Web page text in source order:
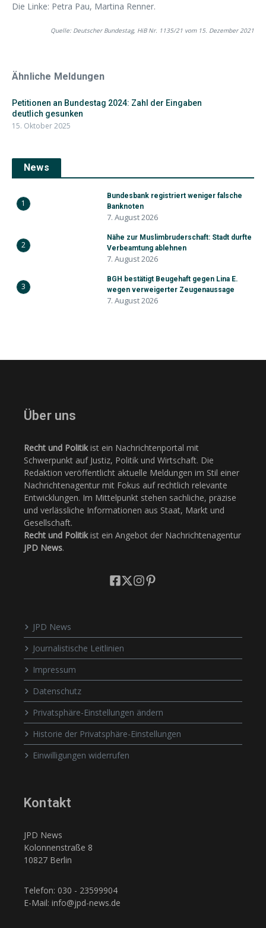
Die Linke: Petra Pau, Martina Renner.
Quelle: Deutscher Bundestag, HiB Nr. 1135/21 vom 15. Dezember 2021
Ähnliche Meldungen
Petitionen an Bundestag 2024: Zahl der Eingaben
deutlich gesunken
15. Oktober 2025
News
1
Bundesbank registriert weniger falsche
Banknoten
7. August 2026
2
Nähe zur Muslimbruderschaft: Stadt durfte
Verbeamtung ablehnen
7. August 2026
3
BGH bestätigt Beugehaft gegen Lina E.
wegen verweigerter Zeugenaussage
7. August 2026
Über uns
Recht und Politikist ein Nachrichtenportal mit
Schwerpunkt auf Justiz, Politik und Wirtschaft. Die
Redaktion veröffentlicht aktuelle Meldungen im Stil einer
Nachrichtenagentur mit Fokus auf rechtlich relevante
Entwicklungen. Im Mittelpunkt stehen sachliche, präzise
und verlässliche Informationen aus Staat, Markt und
Gesellschaft.
Recht und Politikist ein Angebot der Nachrichtenagentur
JPD News.
JPD News
Journalistische Leitlinien
Impressum
Datenschutz
Privatsphäre-Einstellungen ändern
Historie der Privatsphäre-Einstellungen
Einwilligungen widerrufen
Kontakt
JPD News
Kolonnenstraße 8
10827 Berlin
Telefon: 030 - 23599904
E-Mail: info@jpd-news.de